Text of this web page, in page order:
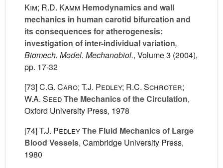
Kim; R.D. Kamm Hemodynamics and wall
mechanics in human carotid bifurcation and
its consequences for atherogenesis:
investigation of inter-individual variation,
Biomech. Model. Mechanobiol., Volume 3 (2004),
pp. 17-32
[73]C.G. Caro; T.J. Pedley; R.C. Schroter;
W.A. SeedThe Mechanics of the Circulation,
Oxford University Press, 1978
[74]T.J. PedleyThe Fluid Mechanics of Large
Blood Vessels, Cambridge University Press,
1980